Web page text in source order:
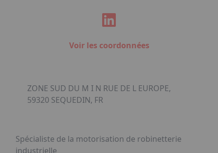
Voir les coordonnées
ZONE SUD DU M I N RUE DE L EUROPE,
59320 SEQUEDIN, FR
Spécialiste de la motorisation de robinetterie
industrielle